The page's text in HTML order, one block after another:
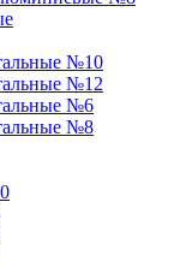
№10
№12
№6
№8